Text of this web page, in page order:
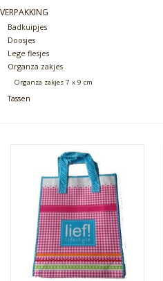
Skin Collection
Soap
Verpakking
Women's Collection
Contact
VERPAKKING
Badkuipjes
Doosjes
Lege flesjes
Organza zakjes
Organza zakjes 7 x 9 cm
Tassen